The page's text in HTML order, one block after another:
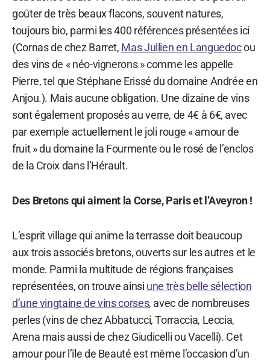
goûter de très beaux flacons, souvent natures,
toujours bio, parmi les 400 références présentées ici
(Cornas de chez Barret, Mas Jullien en Languedocou
des vins de « néo-vignerons » comme les appelle
Pierre, tel que Stéphane Erissé du domaine Andrée en
Anjou.). Mais aucune obligation. Une dizaine de vins
sont également proposés au verre, de 4€ à 6€, avec
par exemple actuellement le joli rouge « amour de
fruit » du domaine la Fourmente ou le rosé de l’enclos
de la Croix dans l’Hérault.
Des Bretons qui aiment la Corse, Paris et l’Aveyron !
L’esprit village qui anime la terrasse doit beaucoup
aux trois associés bretons, ouverts sur les autres et le
monde. Parmi la multitude de régions françaises
représentées, on trouve ainsi une très belle sélection
d’une vingtaine de vins corses, avec de nombreuses
perles (vins de chez Abbatucci, Torraccia, Leccia,
Arena mais aussi de chez Giudicelli ou Vacelli). Cet
amour pour l’île de Beauté est même l’occasion d’un